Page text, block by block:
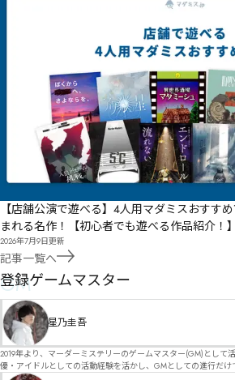
【店舗公演で遊べる】4人用マダミスおすす
まれる名作！【初心者でも遊べる作品紹介！】
2026年7月9日更新
記事一覧へ
GM
登録ゲームマスター
星乃圭吾
2019年より、マーダーミステリーのゲームマスター(GM)として活動を
優・アイドルとしての活動経験を活かし、GMとしての進行だ